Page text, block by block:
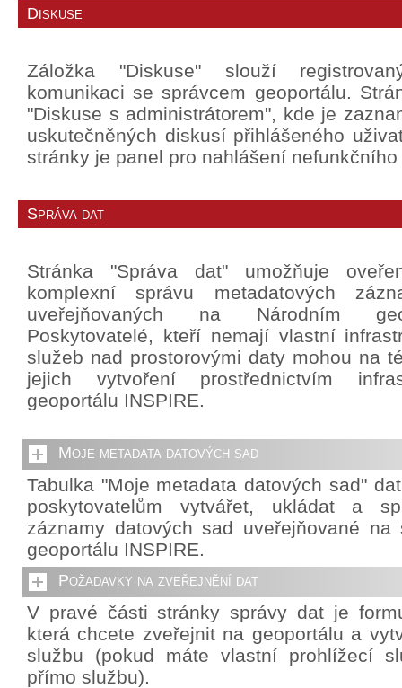
Diskuse
Záložka "Diskuse" slouží
komunikaci se správcem geoportálu.
"Diskuse s administrátorem", kde je
uskutečněných diskusí přihlášeného
stránky je panel pro nahlášení
Správa dat
Stránka "Správa dat" umožňuje
komplexní správu metadatových
uveřejňovaných na Národním
Poskytovatelé, kteří nemají vlastní
služeb nad prostorovými daty mohou na
jejich vytvoření prostřednictvím
geoportálu INSPIRE.
Moje metadata datových sad
Tabulka "Moje metadata datových sad"
poskytovatelům vytvářet, ukládat a
záznamy datových sad uveřejňované na
geoportálu INSPIRE.
Požadavky na zveřejnění dat
V pravé části stránky správy dat je
která chcete zveřejnit na geoportálu a
službu (pokud máte vlastní prohlížecí
přímo službu).